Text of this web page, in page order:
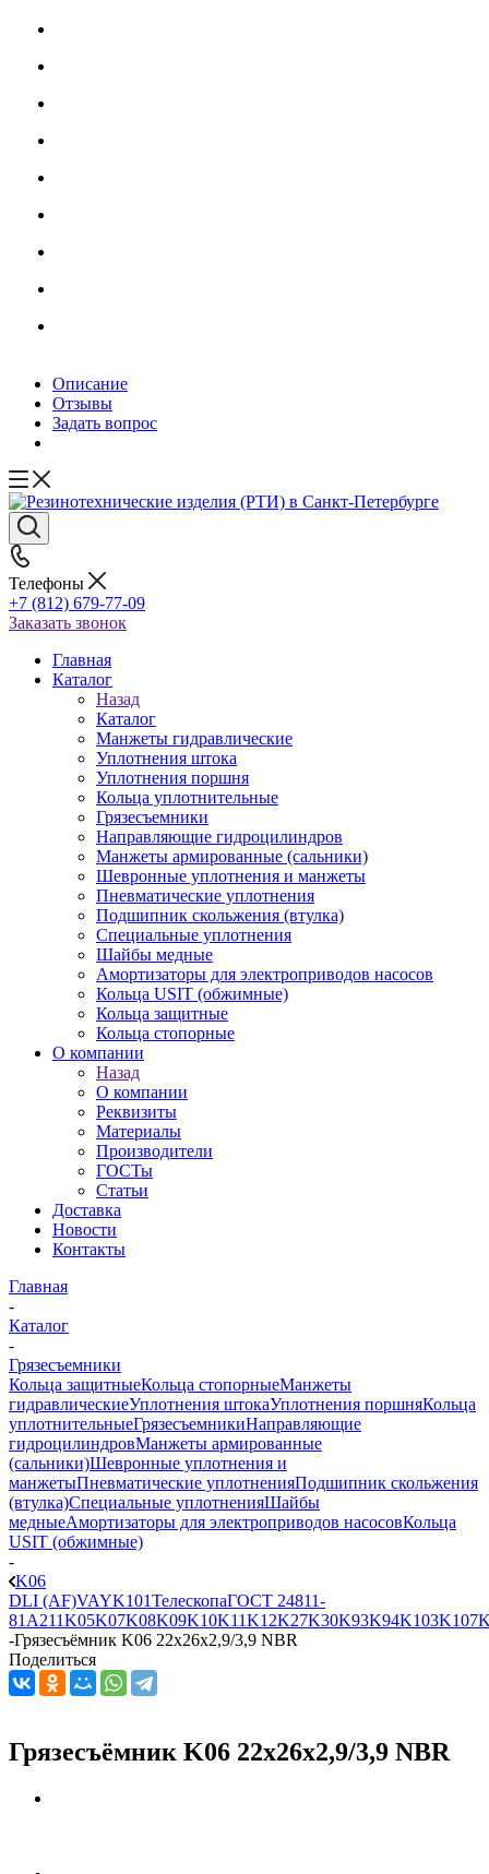
Описание
Отзывы
Задать вопрос
Телефоны
+7 (812) 679-77-09
Заказать звонок
Главная
Каталог
Назад
Каталог
Манжеты гидравлические
Уплотнения штока
Уплотнения поршня
Кольца уплотнительные
Грязесъемники
Направляющие гидроцилиндров
Манжеты армированные (сальники)
Шевронные уплотнения и манжеты
Пневматические уплотнения
Подшипник скольжения (втулка)
Специальные уплотнения
Шайбы медные
Амортизаторы для электроприводов насосов
Кольца USIT (обжимные)
Кольца защитные
Кольца стопорные
О компании
Назад
О компании
Реквизиты
Материалы
Производители
ГОСТы
Статьи
Доставка
Новости
Контакты
Главная
-
Каталог
-
Грязесъемники
Кольца защитныеКольца стопорныеМанжеты
гидравлическиеУплотнения штокаУплотнения поршняКольца
уплотнительныеГрязесъемникиНаправляющие
гидроцилиндровМанжеты армированные
(сальники)Шевронные уплотнения и
манжетыПневматические уплотненияПодшипник скольжения
(втулка)Специальные уплотненияШайбы
медныеАмортизаторы для электроприводов насосовКольца
USIT (обжимные)
-
K06
DLI (AF)VAYK101ТелескопаГОСТ 24811-
81 A211K05K07K08K09K10K11K12K27K30K93K94K103K107
-Грязесъёмник K06 22x26x2,9/3,9 NBR
Поделиться
Грязесъёмник K06 22x26x2,9/3,9 NBR